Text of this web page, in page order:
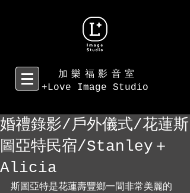
加樂福影音室
+Love Image Studio
婚禮錄影/戶外儀式/花蓮斯
圖亞特民宿/Stanley＋
Alicia
斯圖亞特是花蓮壽豐鄉一間非常美麗的